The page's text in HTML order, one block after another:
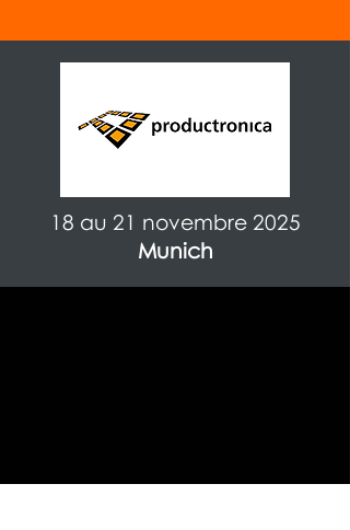
18 au 21 novembre 2025
Munich